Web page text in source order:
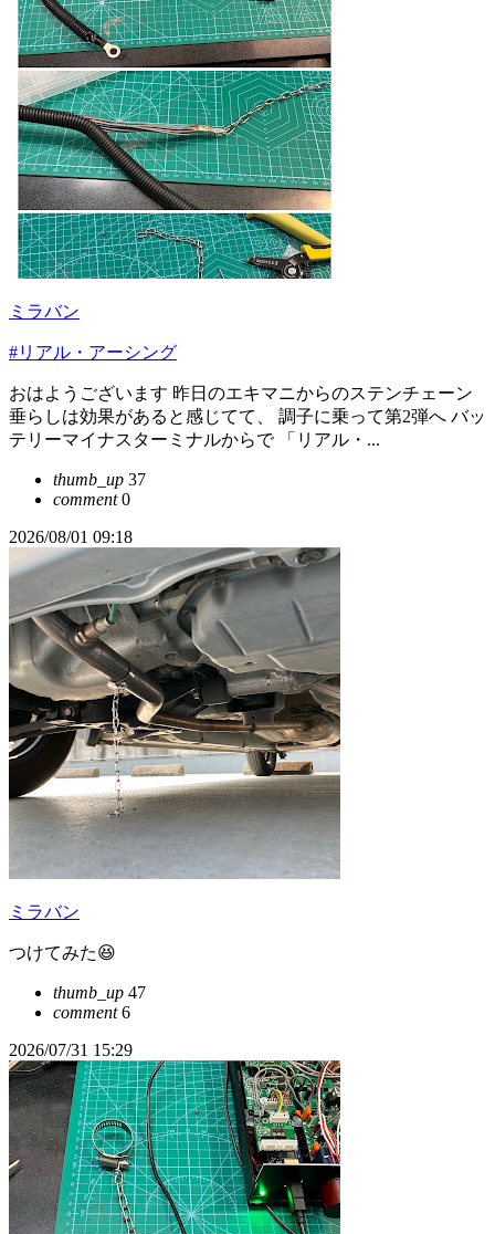
ミラバン
#リアル・アーシング
おはようございます 昨日のエキマニからのステンチェーン
垂らしは効果があると感じてて、 調子に乗って第2弾へ バッ
テリーマイナスターミナルからで 「リアル・...
thumb_up 37
comment0
2026/08/01 09:18
ミラバン
つけてみた😆
thumb_up 47
comment6
2026/07/31 15:29